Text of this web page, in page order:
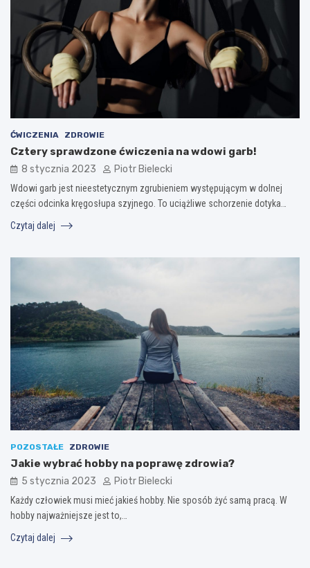
ĆWICZENIA ZDROWIE
Cztery sprawdzone ćwiczenia na wdowi garb!
8 stycznia 2023 Piotr Bielecki
Wdowi garb jest nieestetycznym zgrubieniem występującym w dolnej
części odcinka kręgosłupa szyjnego. To uciążliwe schorzenie dotyka…
Czytaj dalej
POZOSTAŁE ZDROWIE
Jakie wybrać hobby na poprawę zdrowia?
5 stycznia 2023 Piotr Bielecki
Każdy człowiek musi mieć jakieś hobby. Nie sposób żyć samą pracą. W
hobby najważniejsze jest to,…
Czytaj dalej